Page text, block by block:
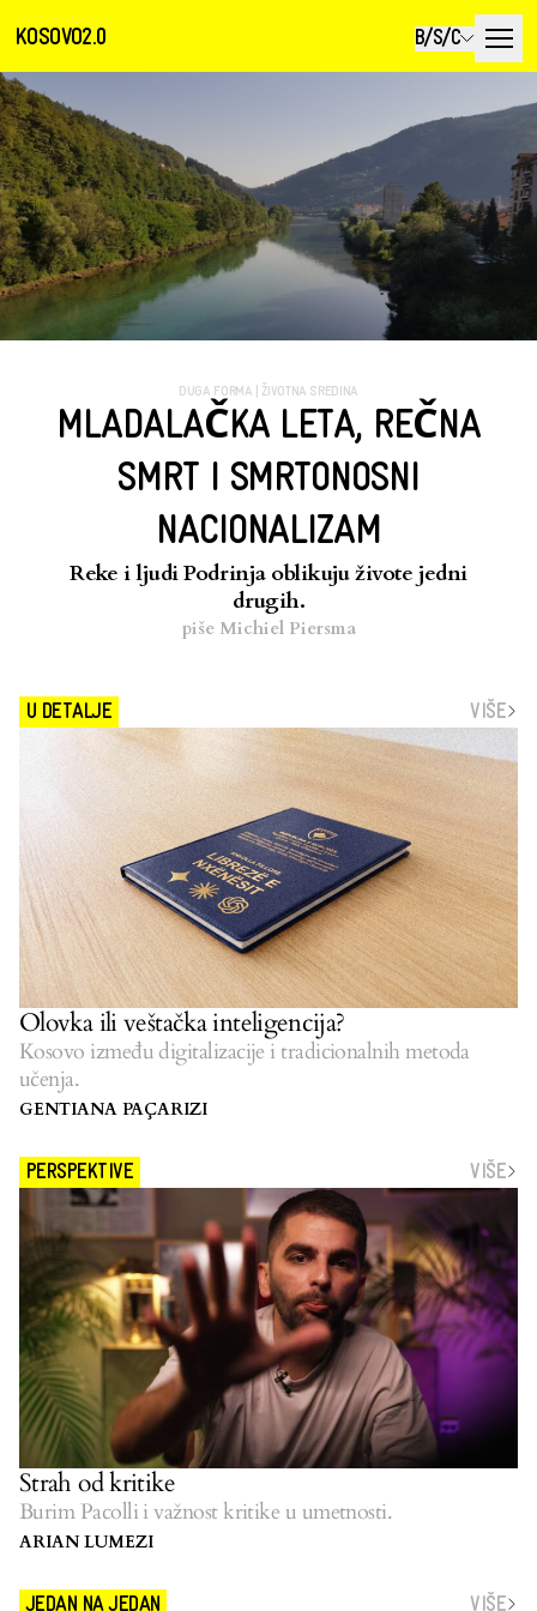
KOSOVO2.0 B/S/C
DUGA FORMA ŽIVOTNA SREDINA
MLADALAČKA LETA, REČNA
SMRT I SMRTONOSNI
NACIONALIZAM
Reke i ljudi Podrinja oblikuju živote jedni
drugih.
piše Michiel Piersma
U DETALJE VIŠE
Olovka ili veštačka inteligencija?
Kosovo između digitalizacije i tradicionalnih metoda
učenja.
GENTIANA PAÇARIZI
PERSPEKTIVE VIŠE
Strah od kritike
Burim Pacolli i važnost kritike u umetnosti.
ARIAN LUMEZI
JEDAN NA JEDAN VIŠE